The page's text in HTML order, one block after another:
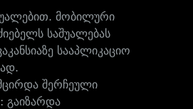
მობილური
საშუალებას
სააპლიკაციო
შერჩეული
გაიზარდა